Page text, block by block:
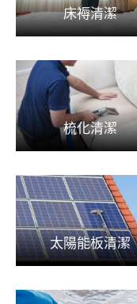
床褥清潔
梳化清潔
太陽能板清潔